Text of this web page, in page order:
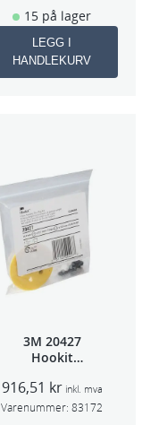
15 på lager
LEGG I
HANDLEKURV
3M 20427
Hookit
50663
916,51 kr inkl. mva
Varenummer: 83172